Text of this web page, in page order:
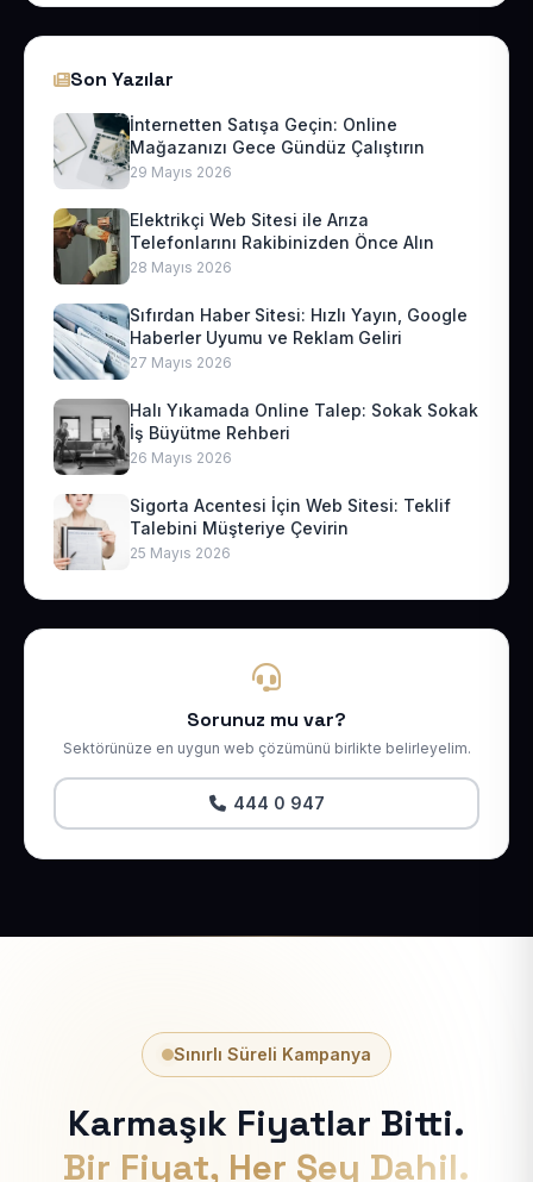
Son Yazılar
İnternetten Satışa Geçin: Online
Mağazanızı Gece Gündüz Çalıştırın
29 Mayıs 2026
Elektrikçi Web Sitesi ile Arıza
Telefonlarını Rakibinizden Önce Alın
28 Mayıs 2026
Sıfırdan Haber Sitesi: Hızlı Yayın, Google
Haberler Uyumu ve Reklam Geliri
27 Mayıs 2026
Halı Yıkamada Online Talep: Sokak Sokak
İş Büyütme Rehberi
26 Mayıs 2026
Sigorta Acentesi İçin Web Sitesi: Teklif
Talebini Müşteriye Çevirin
25 Mayıs 2026
Sorunuz mu var?
Sektörünüze en uygun web çözümünü birlikte belirleyelim.
444 0 947
Sınırlı Süreli Kampanya
Karmaşık Fiyatlar Bitti.
Bir Fiyat, Her Şey Dahil.